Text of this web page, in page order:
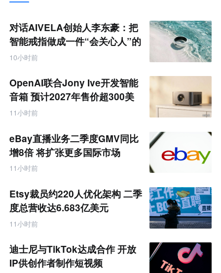
来
零
售
跨
境
产
业
互
联
网
对话AIVELA创始人李东豪：把
智能戒指做成一件“会关心人”的
饰品
10小时前
OpenAI联合Jony Ive开发智能
音箱 预计2027年售价超300美
元
11小时前
eBay直播业务二季度GMV同比
增8倍 将扩张更多国际市场
11小时前
Etsy裁员约220人优化架构 二季
度总营收达6.683亿美元
11小时前
迪士尼与TikTok达成合作 开放
IP供创作者制作短视频